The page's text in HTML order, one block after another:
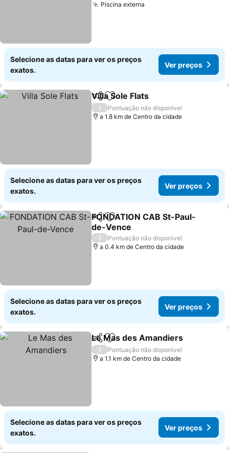
Piscina externa
Selecione as datas para ver os preços
exatos.
Ver preços
PartilharAdicionar aos favoritos
Villa Sole Flats
/
Pontuação não disponível
a 1.8 km de Centro da cidade
Selecione as datas para ver os preços
exatos.
Ver preços
PartilharAdicionar aos favoritos
FONDATION CAB St-Paul-
de-Vence
Ver preços
/
Pontuação não disponível
a 0.4 km de Centro da cidade
Selecione as datas para ver os preços
exatos.
Ver preços
PartilharAdicionar aos favoritos
Le Mas des Amandiers
/
Pontuação não disponível
a 1.1 km de Centro da cidade
Selecione as datas para ver os preços
exatos.
Ver preços